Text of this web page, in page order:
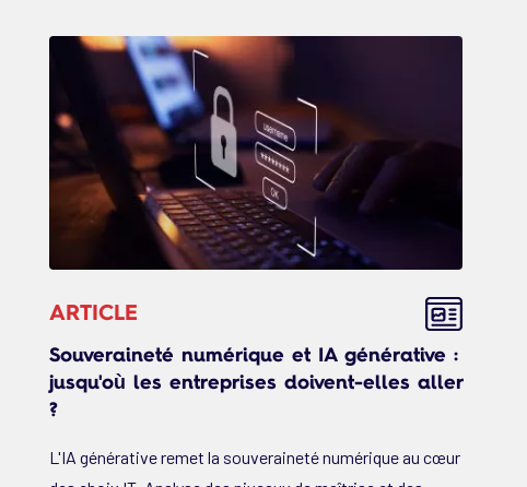
ARTICLE
Souveraineté numérique et IA générative :
jusqu'où les entreprises doivent-elles aller
?
L'IA générative remet la souveraineté numérique au cœur